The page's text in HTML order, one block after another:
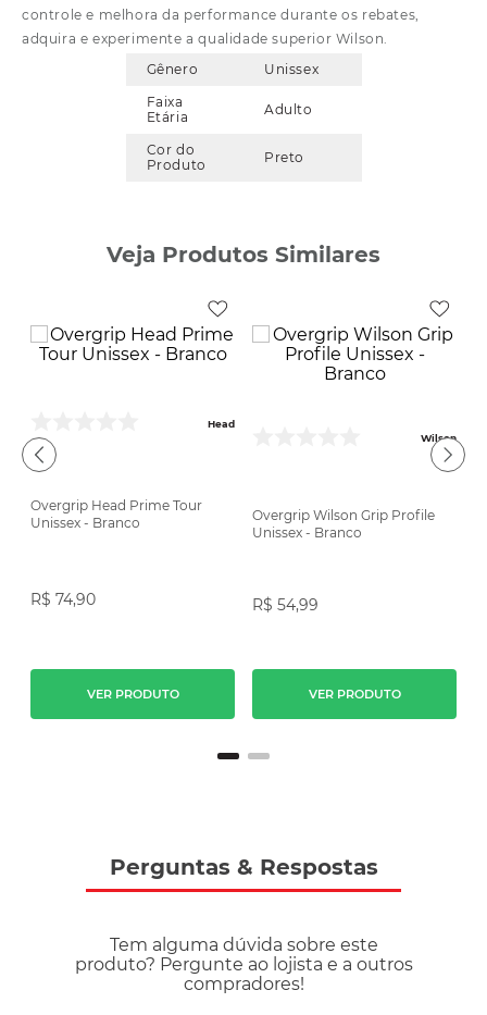
controle e melhora da performance durante os rebates,
adquira e experimente a qualidade superior Wilson.
Gênero
Unissex
Faixa
Etária
Adulto
Cor do
Produto
Preto
Veja Produtos Similares
Head
Overgrip Head Prime Tour
Unissex - Branco
R$ 74,90
VER PRODUTO
Wilson
Overgrip Wilson Grip Profile
Unissex - Branco
R$ 54,99
VER PRODUTO
Perguntas & Respostas
Tem alguma dúvida sobre este
produto? Pergunte ao lojista e a outros
compradores!